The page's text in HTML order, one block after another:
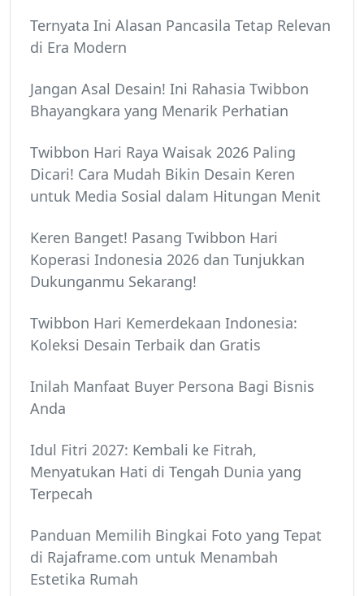
Ternyata Ini Alasan Pancasila Tetap Relevan
di Era Modern
Jangan Asal Desain! Ini Rahasia Twibbon
Bhayangkara yang Menarik Perhatian
Twibbon Hari Raya Waisak 2026 Paling
Dicari! Cara Mudah Bikin Desain Keren
untuk Media Sosial dalam Hitungan Menit
Keren Banget! Pasang Twibbon Hari
Koperasi Indonesia 2026 dan Tunjukkan
Dukunganmu Sekarang!
Twibbon Hari Kemerdekaan Indonesia:
Koleksi Desain Terbaik dan Gratis
Inilah Manfaat Buyer Persona Bagi Bisnis
Anda
Idul Fitri 2027: Kembali ke Fitrah,
Menyatukan Hati di Tengah Dunia yang
Terpecah
Panduan Memilih Bingkai Foto yang Tepat
di Rajaframe.com untuk Menambah
Estetika Rumah